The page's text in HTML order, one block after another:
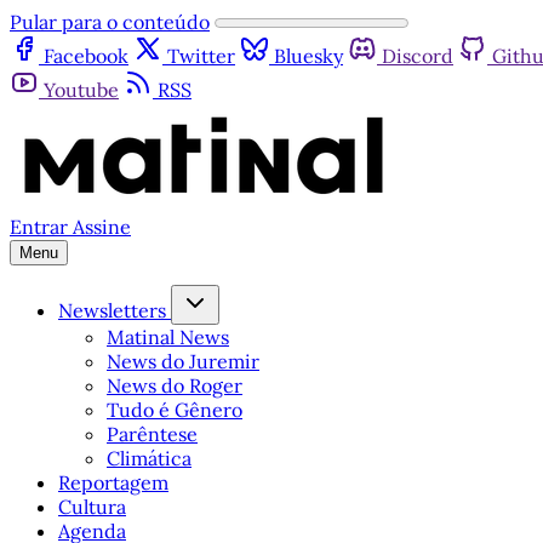
Pular para o conteúdo
Facebook
Twitter Bluesky Discord
Youtube
RSS
Entrar Assine
Menu
Newsletters
Matinal News
News do Juremir
News do Roger
Tudo é Gênero
Parêntese
Climática
Reportagem
Cultura
Agenda